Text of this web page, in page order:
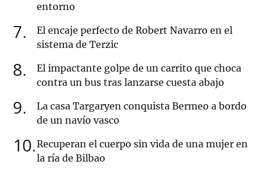
entorno
7
El encaje perfecto de Robert Navarro en el
sistema de Terzic
8
El impactante golpe de un carrito que choca
contra un bus tras lanzarse cuesta abajo
9
La casa Targaryen conquista Bermeo a bordo
de un navío vasco
10 Recuperan el cuerpo sin vida de una mujer en
la ría de Bilbao